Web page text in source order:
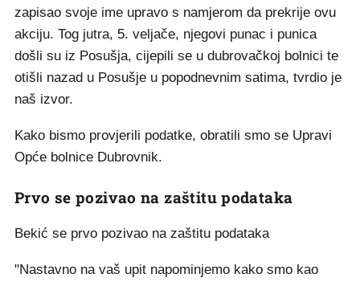
zapisao svoje ime upravo s namjerom da prekrije ovu
akciju. Tog jutra, 5. veljače, njegovi punac i punica
došli su iz Posušja, cijepili se u dubrovačkoj bolnici te
otišli nazad u Posušje u popodnevnim satima, tvrdio je
naš izvor.
Kako bismo provjerili podatke, obratili smo se Upravi
Opće bolnice Dubrovnik.
Prvo se pozivao na zaštitu podataka
Bekić se prvo pozivao na zaštitu podataka
"Nastavno na vaš upit napominjemo kako smo kao